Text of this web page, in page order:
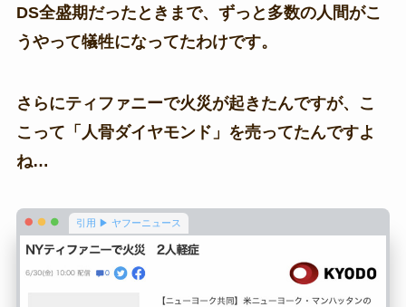
DS全盛期だったときまで、ずっと多数の人間がこ
うやって犠牲になってたわけです。
さらにティファニーで火災が起きたんですが、こ
こって「人骨ダイヤモンド」を売ってたんですよ
ね…
引用 ▶ ヤフーニュース